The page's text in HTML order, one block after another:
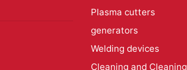
Plasma cutters
generators
Welding devices
Cleaning and Cleaning